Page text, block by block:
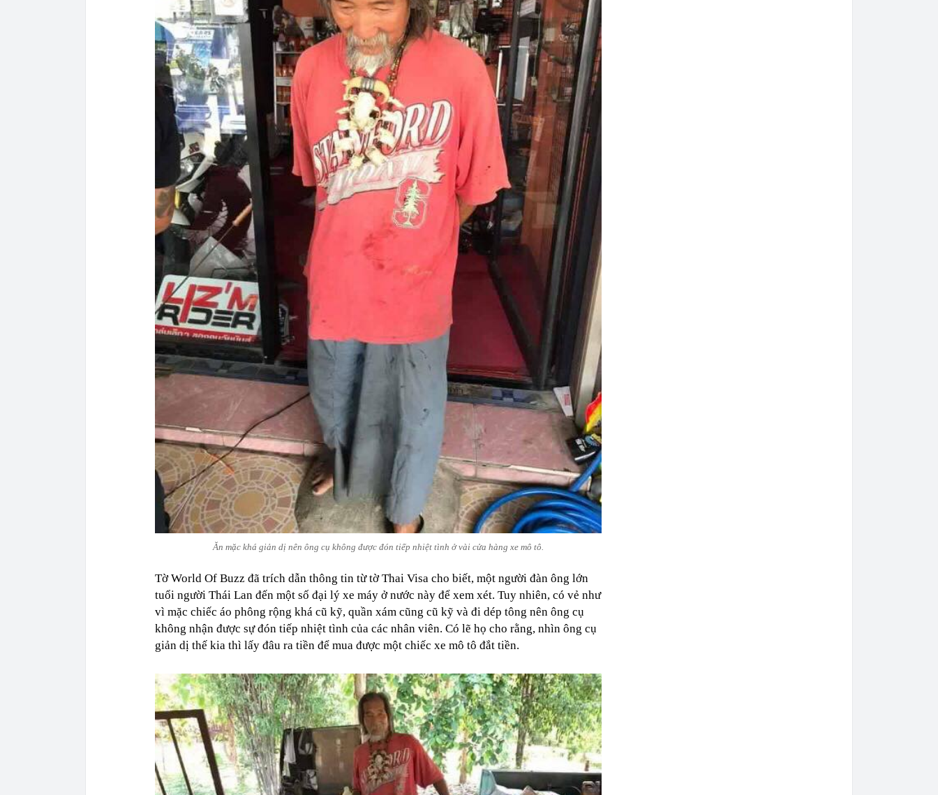
Ăn mặc khá giản dị nên ông cụ không được đón tiếp nhiệt tình ở vài cửa hàng xe mô tô.
Tờ World Of Buzz đã trích dẫn thông tin từ tờ Thai Visa cho biết, một người đàn ông lớn
tuổi người Thái Lan đến một số đại lý xe máy ở nước này để xem xét. Tuy nhiên, có vẻ như
vì mặc chiếc áo phông rộng khá cũ kỹ, quần xám cũng cũ kỹ và đi dép tông nên ông cụ
không nhận được sự đón tiếp nhiệt tình của các nhân viên. Có lẽ họ cho rằng, nhìn ông cụ
giản dị thế kia thì lấy đâu ra tiền để mua được một chiếc xe mô tô đắt tiền.